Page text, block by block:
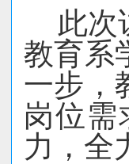
此次
教育系
一步，
岗位需
力，全